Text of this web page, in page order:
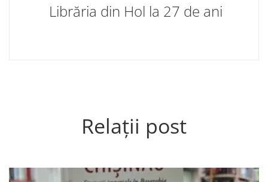
Librăria din Hol la 27 de ani
Relații post